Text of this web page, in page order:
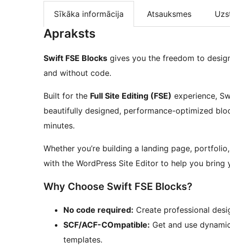
Sīkāka informācija Atsauksmes
Apraksts
Swift FSE Blocks gives you the freedom to
and without code.
Built for the Full Site Editing (FSE) experience,
beautifully designed, performance-optimized
minutes.
Whether you’re building a landing page,
with the WordPress Site Editor to help you bring
Why Choose Swift FSE Blocks?
No code required: Create professional
SCF/ACF-COmpatible: Get and use
templates.